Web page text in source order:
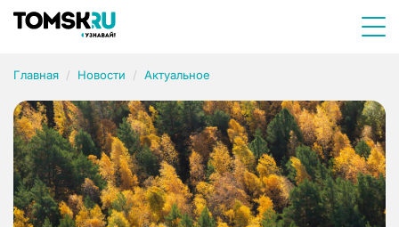
Главная Новости Актуальное